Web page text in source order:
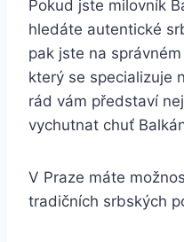
Pokud jste milovník
hledáte autentické
pak jste na
který se specializuje
rád vám představí
vychutnat chuť
V Praze máte
tradičních srbských